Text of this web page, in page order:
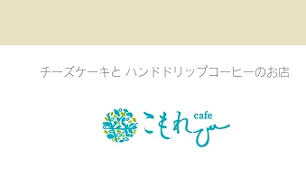
チーズケーキと ハンドドリップコーヒーのお店